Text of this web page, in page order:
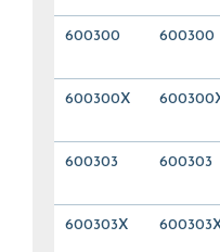
600300 600300
600300X
600303 600303
600303X